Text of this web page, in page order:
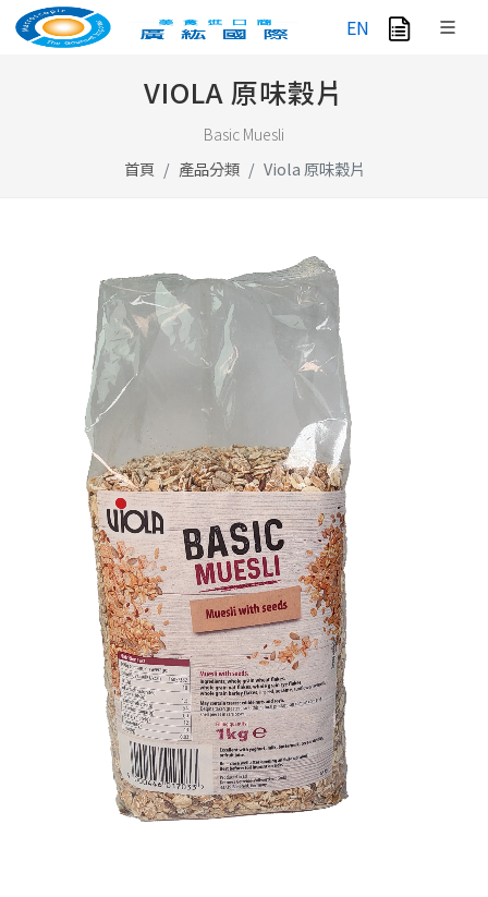
EN
VIOLA 原味穀片
Basic Muesli
首頁 產品分類 Viola 原味穀片